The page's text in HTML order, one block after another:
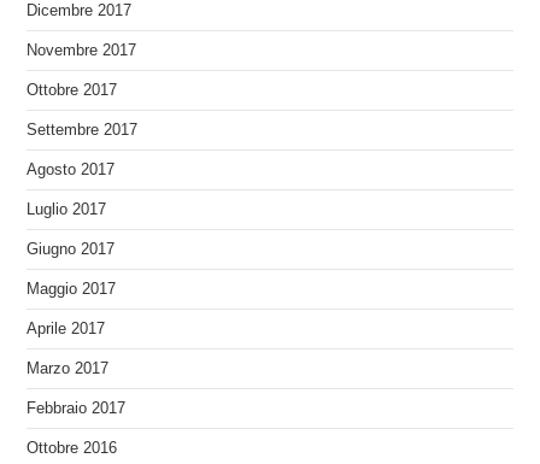
Dicembre 2017
Novembre 2017
Ottobre 2017
Settembre 2017
Agosto 2017
Luglio 2017
Giugno 2017
Maggio 2017
Aprile 2017
Marzo 2017
Febbraio 2017
Ottobre 2016